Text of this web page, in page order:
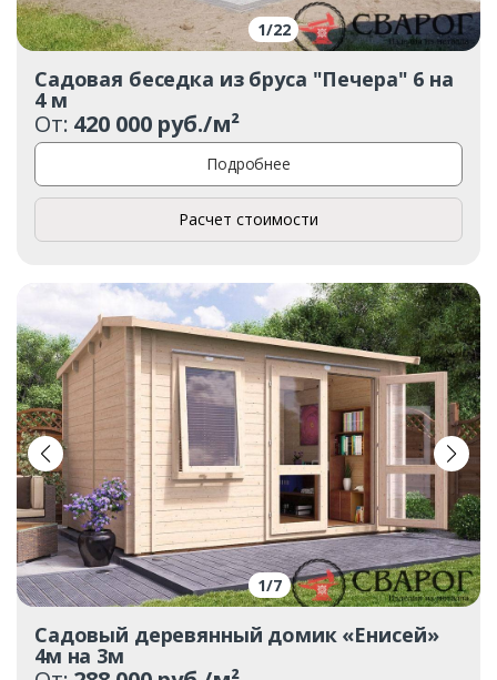
Комментарий к заказу
1/22
Садовая беседка из бруса "Печера" 6 на
4 м
От: 420 000 руб./м²
Подробнее
Расчет стоимости
1/7
Садовый деревянный домик «Енисей»
4м на 3м